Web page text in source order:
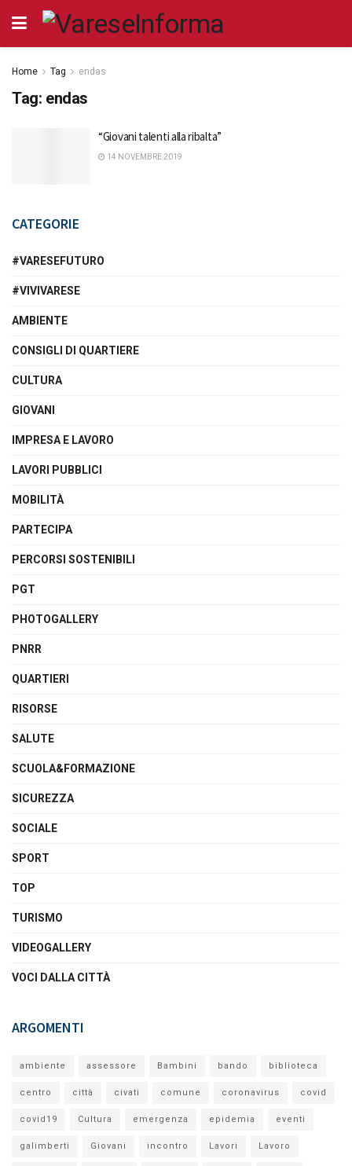
Home Tag endas
Tag: endas
“Giovani talenti alla ribalta”
14 NOVEMBRE 2019
CATEGORIE
#VARESEFUTURO
#VIVIVARESE
AMBIENTE
CONSIGLI DI QUARTIERE
CULTURA
GIOVANI
IMPRESA E LAVORO
LAVORI PUBBLICI
MOBILITÀ
PARTECIPA
PERCORSI SOSTENIBILI
PGT
PHOTOGALLERY
PNRR
QUARTIERI
RISORSE
SALUTE
SCUOLA&FORMAZIONE
SICUREZZA
SOCIALE
SPORT
TOP
TURISMO
VIDEOGALLERY
VOCI DALLA CITTÀ
ARGOMENTI
ambiente assessore Bambini bando biblioteca
centro città civati comune coronavirus covid
covid19 Cultura emergenza epidemia eventi
galimberti Giovani incontro Lavori Lavoro